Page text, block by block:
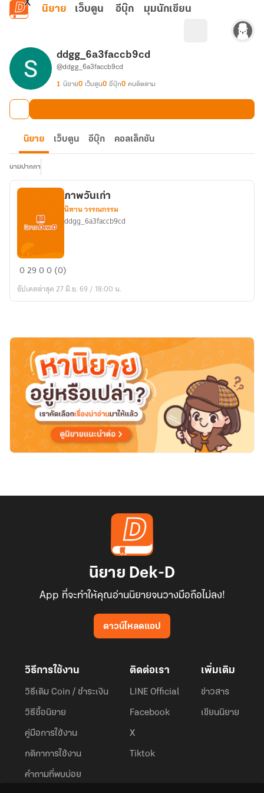
ข้ามไปยังเนื้อหาหลัก
นิยาย เว็บตูน อีบุ๊ก มุมนักเขียน
ddgg_6a3faccb9cd
@ddgg_6a3faccb9cd
1 นิยาย0 เว็บตูน0 อีบุ๊ก0 คนติดตาม
นิยาย เว็บตูน อีบุ๊ก คอลเล็กชัน
นามปากกา
ภาพ
เก่า
ภาพวันเก่า
นิทาน วรรณกรรม
ddgg_6a3faccb9cd
02900 (0)
อัปเดตล่าสุด 27 มิ.ย. 69 / 18:00 น.
นิยาย Dek-D
App ที่จะทำให้คุณอ่านนิยายจนวางมือถือไม่ลง!
ดาวน์โหลดแอป
วิธีการใช้งาน
วิธีเติม Coin / ชำระเงิน
วิธีซื้อนิยาย
คู่มือการใช้งาน
กติกาการใช้งาน
คำถามที่พบบ่อย
ติดต่อเรา
LINE Official
Facebook
X
Tiktok
เพิ่มเติม
ข่าวสาร
เขียนนิยาย